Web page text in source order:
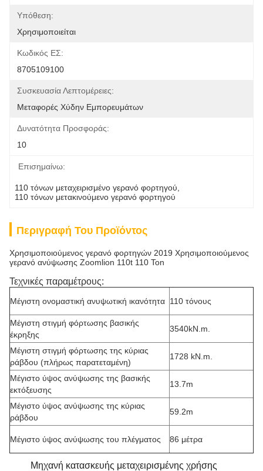
Υπόθεση:
Χρησιμοποιείται
Κωδικός ΕΣ:
8705109100
Συσκευασία Λεπτομέρειες:
Μεταφορές Χύδην Εμπορευμάτων
Δυνατότητα Προσφοράς:
10
Επισημαίνω:
110 τόνων μεταχειρισμένο γερανό φορτηγού
110 τόνων μετακινούμενο γερανό φορτηγού
Περιγραφή Του Προϊόντος
Χρησιμοποιούμενος γερανό φορτηγών 2019 Χρησιμοποιούμενος
γερανό ανύψωσης Zoomlion 110t 110 Ton
Τεχνικές παραμέτρους:
Μέγιστη ονομαστική ανυψωτική ικανότητα 110 τόνους
Μέγιστη στιγμή φόρτωσης βασικής
έκρηξης
3540kN.m.
Μέγιστη στιγμή φόρτωσης της κύριας
ράβδου (πλήρως παρατεταμένη)
1728 kN.m.
Μέγιστο ύψος ανύψωσης της βασικής
εκτόξευσης
13.7m
Μέγιστο ύψος ανύψωσης της κύριας
ράβδου
59.2m
Μέγιστο ύψος ανύψωσης του πλέγματος 86 μέτρα
Μηχανή κατασκευής μεταχειρισμένης χρήσης